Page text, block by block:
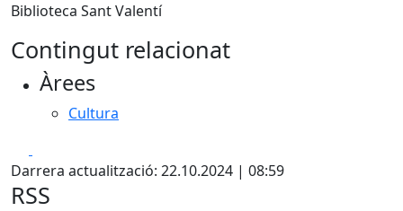
Biblioteca Sant Valentí
Contingut relacionat
Àrees
Cultura
Darrera actualització: 22.10.2024 | 08:59
RSS